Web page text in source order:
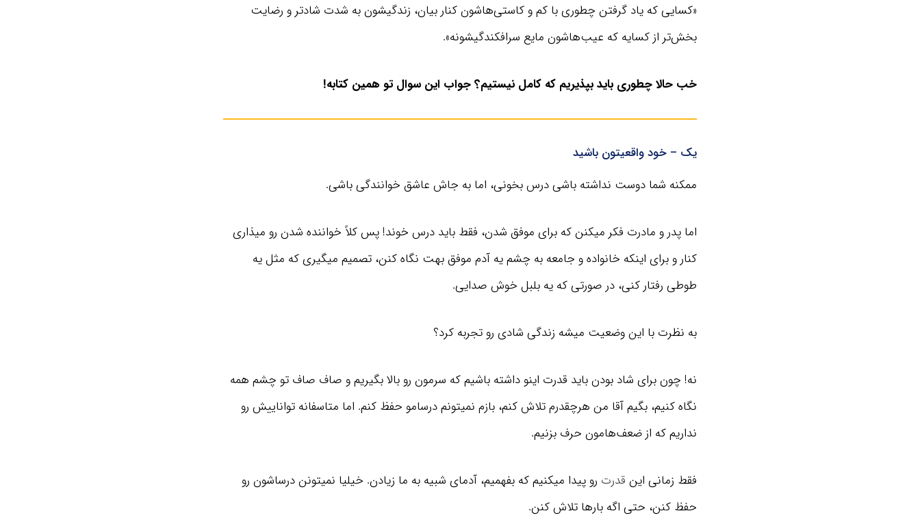
«کسایی که یاد گرفتن چطوری با کم و کاستی‌هاشون کنار بیان، زندگیشون به شدت شادتر و رضایت‌
بخش‌تر از کسایه که عیب‌هاشون مایع سرافکندگیشونه».
خب حالا چطوری باید بپذیریم که کامل نیستیم؟ جواب این سوال تو همین کتابه!
یک – خود واقعیتون باشید
ممکنه شما دوست نداشته باشی درس بخونی، اما به جاش عاشق خوانندگی باشی.
اما پدر و مادرت فکر میکنن که برای موفق شدن، فقط باید درس خوند! پس کلاً خواننده شدن رو میذاری
کنار و برای اینکه خانواده و جامعه به چشم یه آدم موفق بهت نگاه کنن، تصمیم میگیری که مثل یه
طوطی رفتار کنی، در صورتی که یه بلبل خوش صدایی.
به نظرت با این وضعیت میشه زندگی شادی رو تجربه کرد؟
نه! چون برای شاد بودن باید قدرت اینو داشته باشیم که سرمون رو بالا بگیریم و صاف صاف تو چشم همه
نگاه کنیم، بگیم آقا من هرچقدرم تلاش کنم، بازم نمیتونم درسامو حفظ کنم. اما متاسفانه تواناییش رو
نداریم که از ضعف‌هامون حرف بزنیم.
فقط زمانی این قدرت رو پیدا میکنیم که بفهمیم، آدمای شبیه به ما زیادن. خیلیا نمیتونن درساشون رو
حفظ کنن، حتی اگه بارها تلاش کنن.